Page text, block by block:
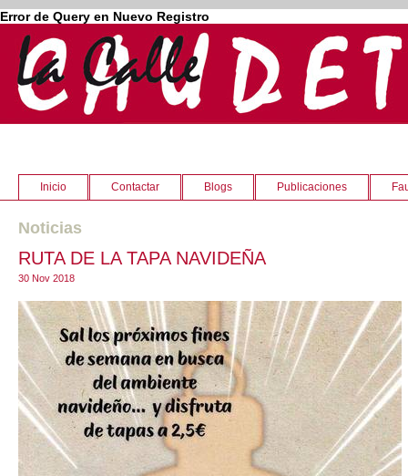
Error de Query en Nuevo Registro
Inicio Contactar Blogs Publicaciones
Noticias
RUTA DE LA TAPA NAVIDEÑA
30 Nov 2018